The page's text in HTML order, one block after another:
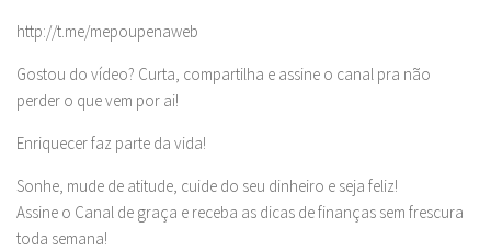
http://t.me/mepoupenaweb
Gostou do vídeo? Curta, compartilha e assine o canal pra não
perder o que vem por ai!
Enriquecer faz parte da vida!
Sonhe, mude de atitude, cuide do seu dinheiro e seja feliz!
Assine o Canal de graça e receba as dicas de finanças sem frescura
toda semana!